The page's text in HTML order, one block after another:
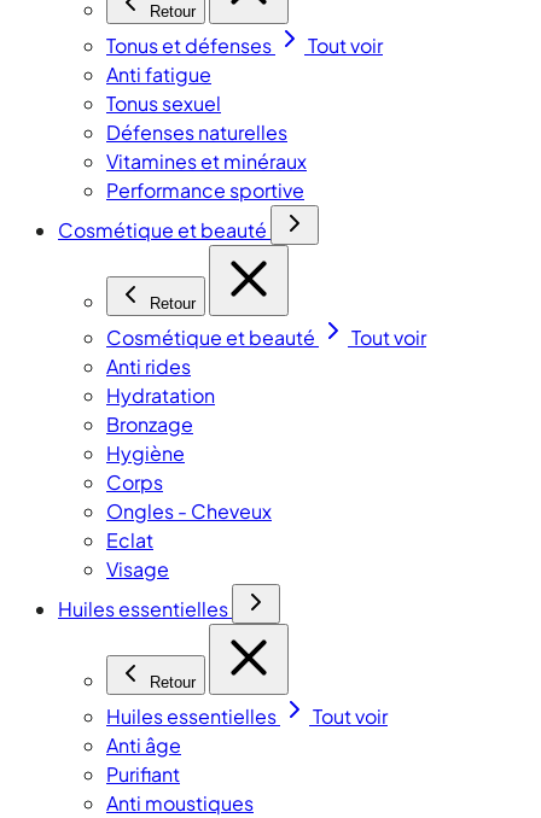
Retour
Tonus et défenses
Tout voir
Anti fatigue
Tonus sexuel
Défenses naturelles
Vitamines et minéraux
Performance sportive
Cosmétique et beauté
Retour
Cosmétique et beauté
Tout voir
Anti rides
Hydratation
Bronzage
Hygiène
Corps
Ongles - Cheveux
Eclat
Visage
Huiles essentielles
Retour
Huiles essentielles
Tout voir
Anti âge
Purifiant
Anti moustiques